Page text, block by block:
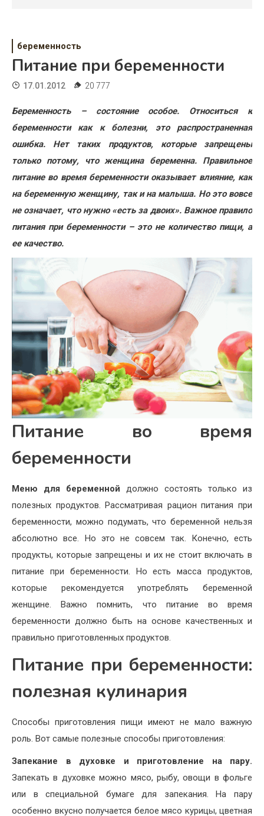
Свадьба
Дом
Жизнь
Хобби
Недвижимость
беременность
Питание при беременности
17.01.2012 20 777
Беременность – состояние особое. Относиться к
беременности как к болезни, это распространенная
ошибка. Нет таких продуктов, которые запрещены
только потому, что женщина беременна. Правильное
питание во время беременности оказывает влияние, как
на беременную женщину, так и на малыша. Но это вовсе
не означает, что нужно «есть за двоих». Важное правило
питания при беременности – это не количество пищи, а
ее качество.
Питание во время
беременности
Меню для беременной должно состоять только из
полезных продуктов. Рассматривая рацион питания при
беременности, можно подумать, что беременной нельзя
абсолютно все. Но это не совсем так. Конечно, есть
продукты, которые запрещены и их не стоит включать в
питание при беременности. Но есть масса продуктов,
которые рекомендуется употреблять беременной
женщине. Важно помнить, что питание во время
беременности должно быть на основе качественных и
правильно приготовленных продуктов.
Питание при беременности:
полезная кулинария
Способы приготовления пищи имеют не мало важную
роль. Вот самые полезные способы приготовления:
Запекание в духовке и приготовление на пару.
Запекать в духовке можно мясо, рыбу, овощи в фольге
или в специальной бумаге для запекания. На пару
особенно вкусно получается белое мясо курицы, цветная